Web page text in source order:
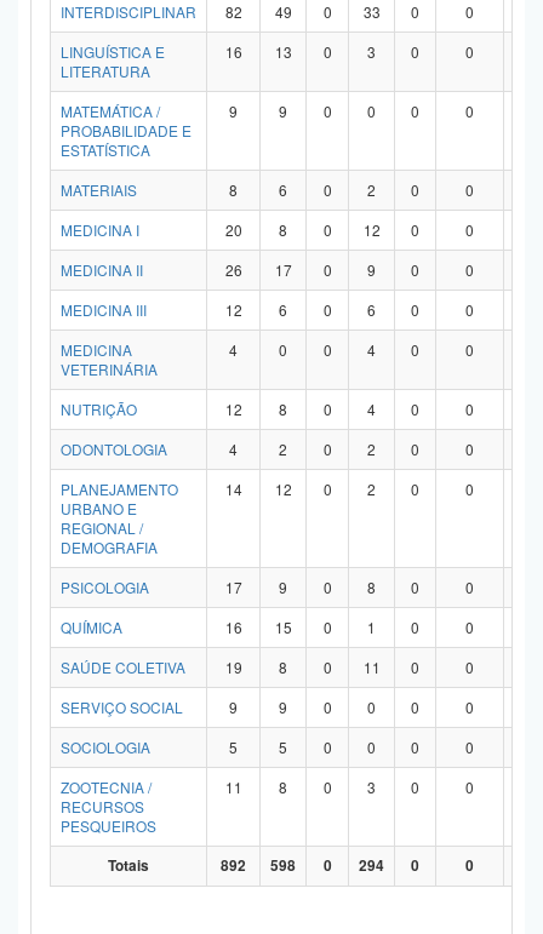
INTERDISCIPLINAR
82 49 0 33 0 0
LINGUÍSTICA E
LITERATURA
16 13 0 3 0 0
MATEMÁTICA /
PROBABILIDADE E
ESTATÍSTICA
9 9 0 0 0 0
MATERIAIS 8 6 0 2 0 0
MEDICINA I
20 8 0 12 0 0
MEDICINA II
26 17 0 9 0 0
MEDICINA III
12 6 0 6 0 0
MEDICINA
VETERINÁRIA
4 0 0 4 0 0
NUTRIÇÃO 12 8 0 4 0 0
ODONTOLOGIA
4 2 0 2 0 0
PLANEJAMENTO
URBANO E
REGIONAL /
DEMOGRAFIA
14 12 0 2 0 0
PSICOLOGIA 17 9 0 8 0 0
QUÍMICA
16 15 0 1 0 0
SAÚDE COLETIVA
19 8 0 11 0 0
SERVIÇO SOCIAL
9 9 0 0 0 0
SOCIOLOGIA
5 5 0 0 0 0
ZOOTECNIA /
RECURSOS
PESQUEIROS
11 8 0 3 0 0
Totais 892 598 0 294 0 0